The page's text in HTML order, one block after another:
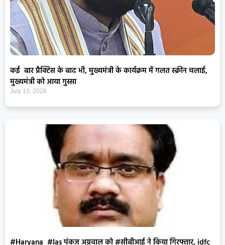
कई बार प्रैक्टिस के बाद भी, मुख्यमंत्री के कार्यक्रम में गलत स्क्रीन चलाई,
मुख्यमंत्री को आया गुस्सा
July 10, 2026